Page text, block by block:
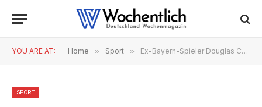
YOU ARE AT: Home » Sport » Ex-Bayern-Spieler Douglas Costa vor Wechsel zu Viertligist
SPORT